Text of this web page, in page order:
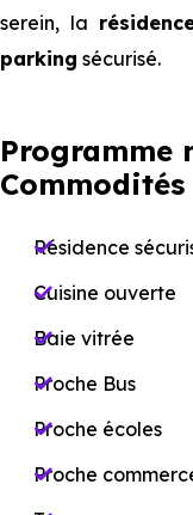
serein, la
parking sécurisé.
Programme
Commodités
Résidence
Cuisine ouverte
Baie vitrée
Proche Bus
Proche écoles
Proche